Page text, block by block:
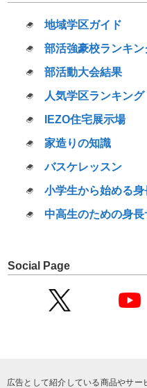
地域学区ガイド
部活強豪校ランキン
部活動大会結果
人気学区ランキング
IEZO住宅展示場
家造りの知識
バスケレッスン
小学生から始める身
中高生のための身長
Social Page
広告として紹介している商品やサ